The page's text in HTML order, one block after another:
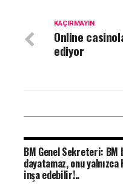
KAÇIRMAYIN
Online
ediyor
BM Genel Sekreteri: BM
dayatamaz, onu yalnızca
inşa edebilir!..